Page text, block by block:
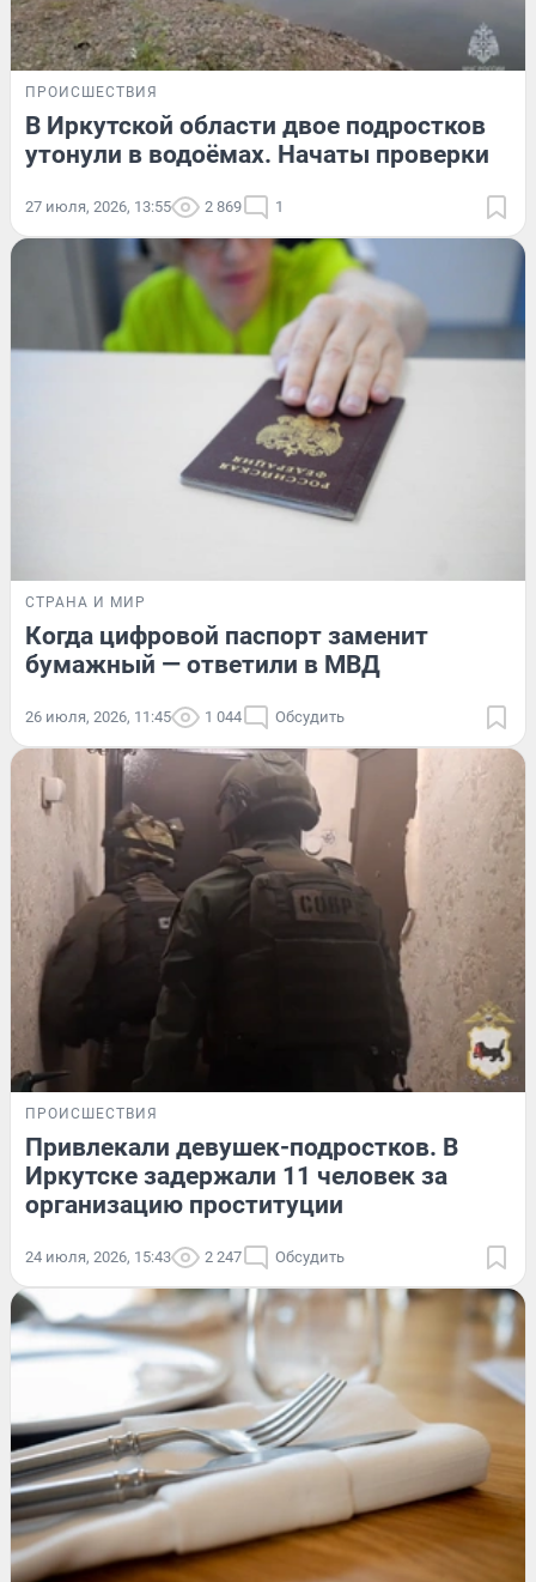
ПРОИСШЕСТВИЯ
В Иркутской области двое подростков
утонули в водоёмах. Начаты проверки
27 июля, 2026, 13:55 2 869 1
СТРАНА И МИР
Когда цифровой паспорт заменит
бумажный — ответили в МВД
26 июля, 2026, 11:45 1 044 Обсудить
ПРОИСШЕСТВИЯ
Привлекали девушек-подростков. В
Иркутске задержали 11 человек за
организацию проституции
24 июля, 2026, 15:43 2 247 Обсудить